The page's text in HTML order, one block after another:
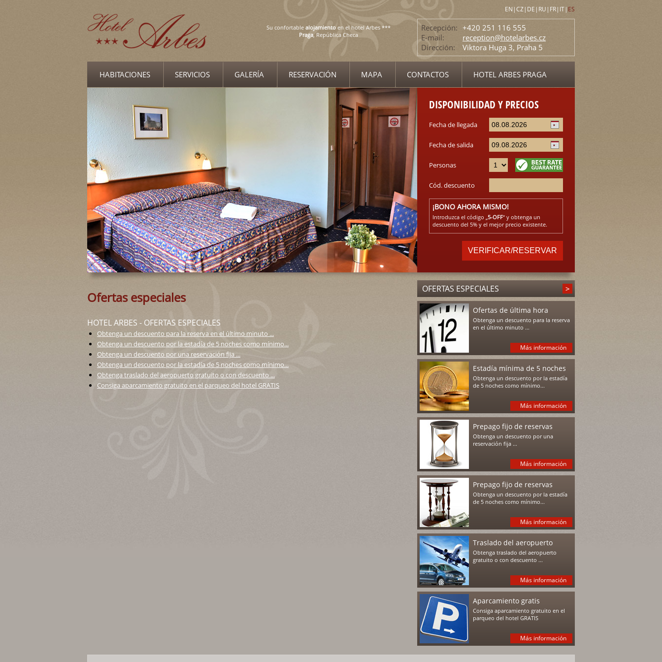
Su confortable alojamiento en el hotel Arbes ***
Praga, República Checa
EN |CZ| DE | RU | FR| IT| ES
Recepción: +420 251 116 555
E-mail:
reception@hotelarbes.cz
Dirección:
Viktora Huga 3, Praha 5
HABITACIONES SERVICIOS GALERÍA RESERVACIÓN MAPA CONTACTOS HOTEL ARBES PRAGA
DISPONIBILIDAD Y PRECIOS
Fecha de llegada
Fecha de salida
Personas
Cód. descuento
¡BONO AHORA MISMO!
Introduzca el código „5-OFF“ y obtenga un
descuento del 5% y el mejor precio existente.
Ofertas especiales
HOTEL ARBES - OFERTAS ESPECIALES
Obtenga un descuento para la reserva en el último minuto ...
Obtenga un descuento por la estadía de 5 noches como mínimo...
Obtenga un descuento por una reservación fija ...
Obtenga un descuento por la estadía de 5 noches como mínimo...
Obtenga traslado del aeropuerto gratuito o con descuento ...
Consiga aparcamiento gratuito en el parqueo del hotel GRATIS
OFERTAS ESPECIALES
Ofertas de última hora
Obtenga un descuento para la reserva
en el último minuto ...
Más información
Estadía mínima de 5 noches
Obtenga un descuento por la estadía
de 5 noches como mínimo...
Más información
Prepago fijo de reservas
Obtenga un descuento por una
reservación fija ...
Más información
Prepago fijo de reservas
Obtenga un descuento por la estadía
de 5 noches como mínimo...
Más información
Traslado del aeropuerto
Obtenga traslado del aeropuerto
gratuito o con descuento ...
Más información
Aparcamiento gratis
Consiga aparcamiento gratuito en el
parqueo del hotel GRATIS
Más información